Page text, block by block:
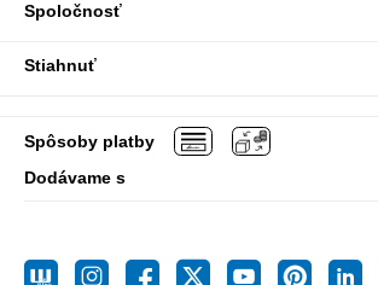
Spoločnosť
Stiahnuť
Spôsoby platby
Dodávame s